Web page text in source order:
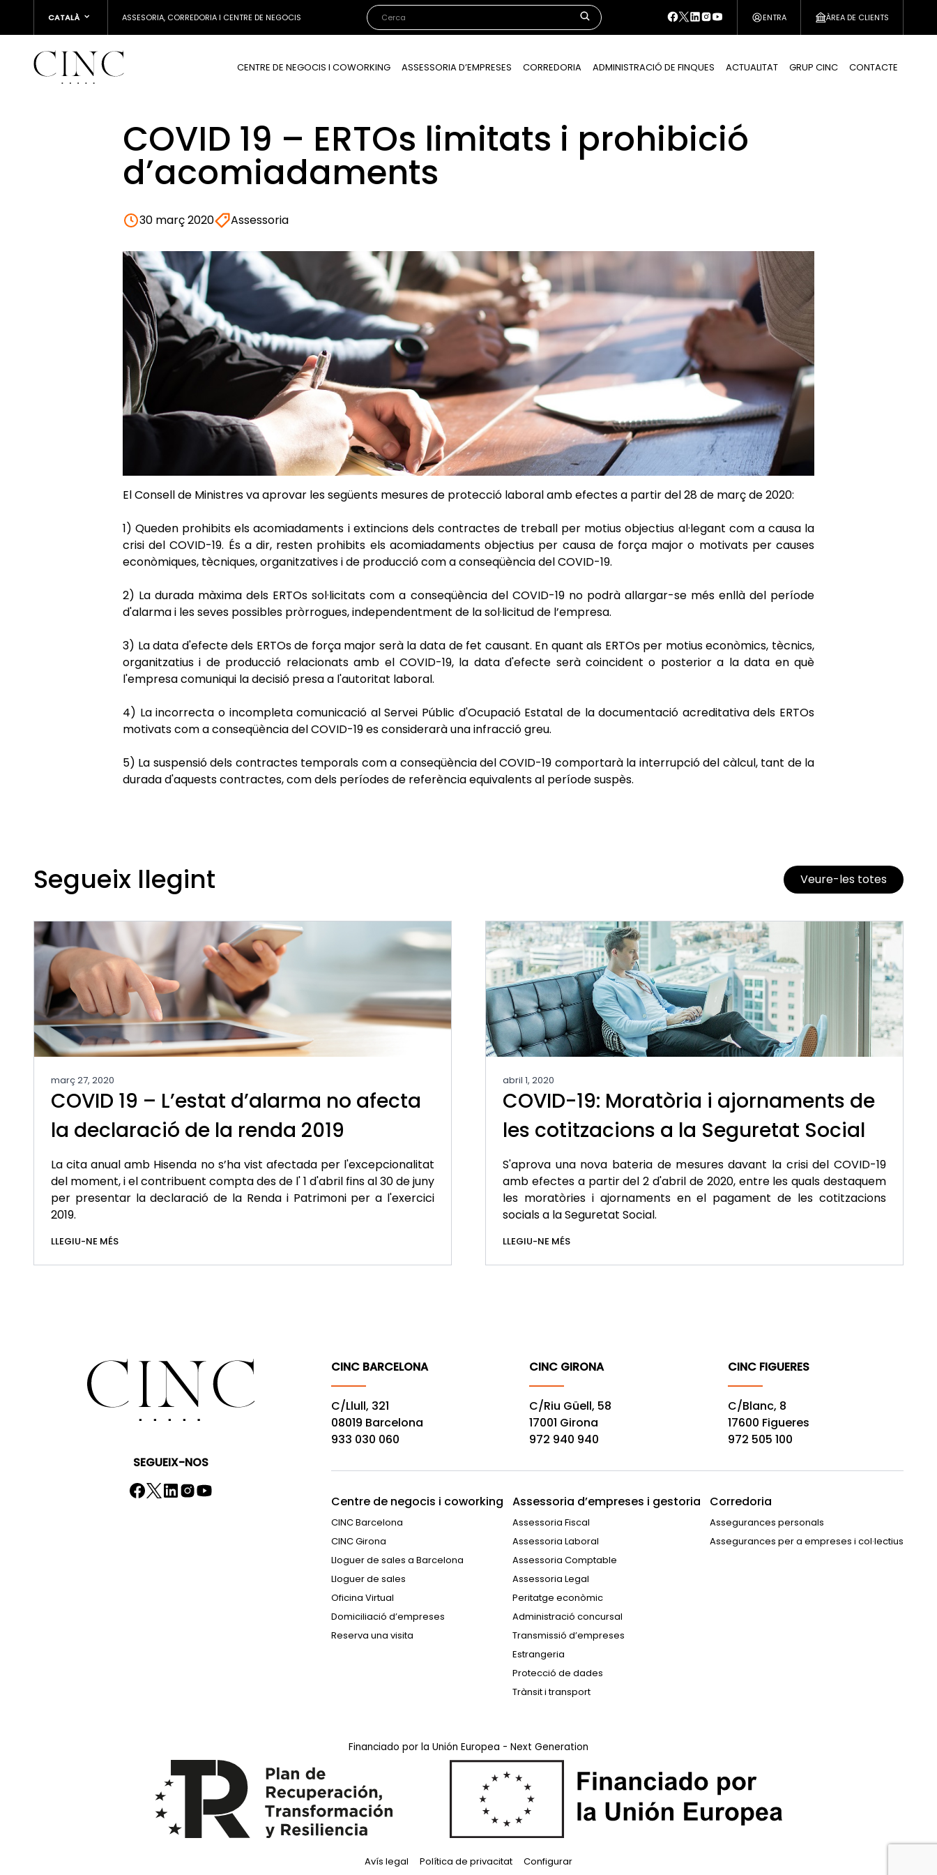
CATALÀ ASSESORIA, CORREDORIA I CENTRE DE NEGOCIS ENTRA ÀREA DE CLIENTS
CENTRE DE NEGOCIS I COWORKING ASSESSORIA D’EMPRESES CORREDORIA ADMINISTRACIÓ DE FINQUES ACTUALITAT GRUP CINC CONTACTE
COVID 19 – ERTOs limitats i prohibició
d’acomiadaments
30 març 2020 Assessoria
El Consell de Ministres va aprovar les següents mesures de protecció laboral amb efectes a partir del 28 de març de 2020:
1) Queden prohibits els acomiadaments i extincions dels contractes de treball per motius objectius al·legant com a causa la
crisi del COVID-19. És a dir, resten prohibits els acomiadaments objectius per causa de força major o motivats per causes
econòmiques, tècniques, organitzatives i de producció com a conseqüència del COVID-19.
2) La durada màxima dels ERTOs sol·licitats com a conseqüència del COVID-19 no podrà allargar-se més enllà del període
d'alarma i les seves possibles pròrrogues, independentment de la sol·licitud de l’empresa.
3) La data d'efecte dels ERTOs de força major serà la data de fet causant. En quant als ERTOs per motius econòmics, tècnics,
organitzatius i de producció relacionats amb el COVID-19, la data d'efecte serà coincident o posterior a la data en què
l'empresa comuniqui la decisió presa a l'autoritat laboral.
4) La incorrecta o incompleta comunicació al Servei Públic d'Ocupació Estatal de la documentació acreditativa dels ERTOs
motivats com a conseqüència del COVID-19 es considerarà una infracció greu.
5) La suspensió dels contractes temporals com a conseqüència del COVID-19 comportarà la interrupció del càlcul, tant de la
durada d'aquests contractes, com dels períodes de referència equivalents al període suspès.
Segueix llegint Veure-les totes
març 27, 2020
COVID 19 – L’estat d’alarma no afecta
la declaració de la renda 2019
La cita anual amb Hisenda no s’ha vist afectada per l'excepcionalitat
del moment, i el contribuent compta des de l' 1 d'abril fins al 30 de juny
per presentar la declaració de la Renda i Patrimoni per a l'exercici
2019.
LLEGIU-NE MÉS
abril 1, 2020
COVID-19: Moratòria i ajornaments de
les cotitzacions a la Seguretat Social
S'aprova una nova bateria de mesures davant la crisi del COVID-19
amb efectes a partir del 2 d'abril de 2020, entre les quals destaquem
les moratòries i ajornaments en el pagament de les cotitzacions
socials a la Seguretat Social.
LLEGIU-NE MÉS
SEGUEIX-NOS
CINC BARCELONA
C/Llull, 321
08019 Barcelona
933 030 060
CINC GIRONA
C/Riu Güell, 58
17001 Girona
972 940 940
CINC FIGUERES
C/Blanc, 8
17600 Figueres
972 505 100
Centre de negocis i coworking
CINC Barcelona
CINC Girona
Lloguer de sales a Barcelona
Lloguer de sales
Oficina Virtual
Domiciliació d’empreses
Reserva una visita
Assessoria d’empreses i gestoria
Assessoria Fiscal
Assessoria Laboral
Assessoria Comptable
Assessoria Legal
Peritatge econòmic
Administració concursal
Transmissió d’empreses
Estrangeria
Protecció de dades
Trànsit i transport
Corredoria
Assegurances personals
Assegurances per a empreses i col·lectius
Financiado por la Unión Europea - Next Generation
Avís legal Política de privacitat Configurar